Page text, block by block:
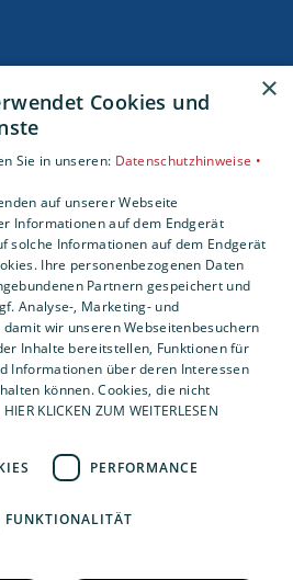
×
Cookies und
Sie in unseren: Datenschutzhinweise •
auf unserer Webseite
Informationen auf dem Endgerät
solche Informationen auf dem Endgerät
Ihre personenbezogenen Daten
Partnern gespeichert und
Analyse-, Marketing- und
wir unseren Webseitenbesuchern
Inhalte bereitstellen, Funktionen für
Informationen über deren Interessen
können. Cookies, die nicht
KLICKEN ZUM WEITERLESEN
PERFORMANCE
FUNKTIONALITÄT